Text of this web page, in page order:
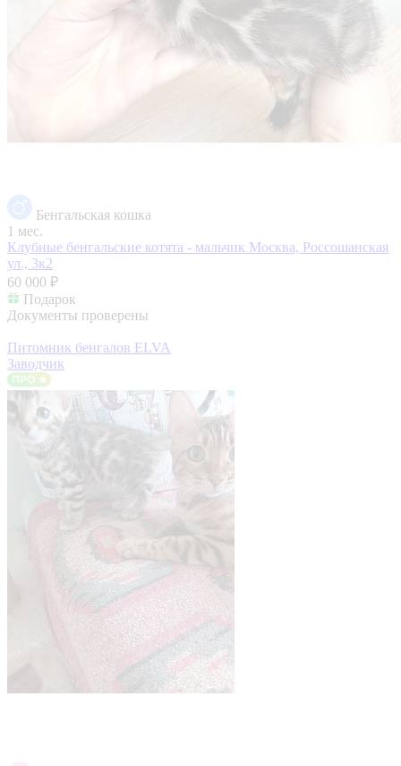
Бенгальская кошка
1 мес.
Клубные бенгальские котята - мальчик Москва, Россошанская
ул., 3к2
60 000 ₽
Подарок
Документы проверены
Питомник бенгалов ELVA
Заводчик